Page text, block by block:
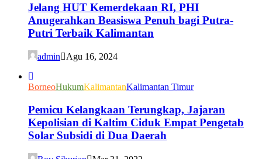
Jelang HUT Kemerdekaan RI, PHI
Anugerahkan Beasiswa Penuh bagi Putra-
Putri Terbaik Kalimantan
admin Agu 16, 2024
BorneoHukumKalimantanKalimantan Timur
Pemicu Kelangkaan Terungkap, Jajaran
Kepolisian di Kaltim Ciduk Empat Pengetab
Solar Subsidi di Dua Daerah